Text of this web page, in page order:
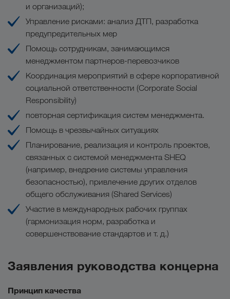
и организаций);
Управление рисками: анализ ДТП, разработка
предупредительных мер
Помощь сотрудникам, занимающимся
менеджментом партнеров-перевозчиков
Координация мероприятий в сфере корпоративной
социальной ответственности (Corporate Social
Responsibility)
повторная сертификация систем менеджмента.
Помощь в чрезвычайных ситуациях
Планирование, реализация и контроль проектов,
связанных с системой менеджмента SHEQ
(например, внедрение системы управления
безопасностью), привлечение других отделов
общего обслуживания (Shared Services)
Участие в международных рабочих группах
(гармонизация норм, разработка и
совершенствование стандартов и т. д.)
Заявления руководства концерна
Принцип качества